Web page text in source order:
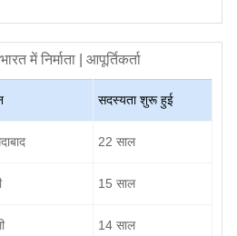
भारत में निर्माता | आपूर्तिकर्ता
सदस्यता शुरू हुई
22 साल
15 साल
14 साल